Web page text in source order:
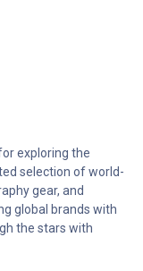
exploring the
selection of world-
gear, and
global brands with
the stars with